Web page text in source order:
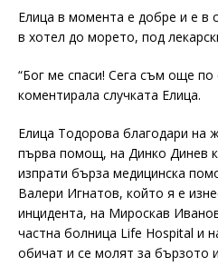
Елица в момента е добре и е в
в хотел до морето, под
“Бог ме спаси! Сега съм още по
коментирала случката Елицa.
Елица Тодорова благодари на
първа помощ, на Динко Динев
изпрати бърза медицинска
Валери Игнатов, който я е
инцидента, на Мироскав
частна болница Life Hospital и
обичат и се молят за бързото